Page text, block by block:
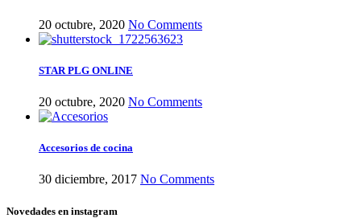
20 octubre, 2020 No Comments
STAR PLG ONLINE
20 octubre, 2020 No Comments
Accesorios de cocina
30 diciembre, 2017 No Comments
Novedades en instagram